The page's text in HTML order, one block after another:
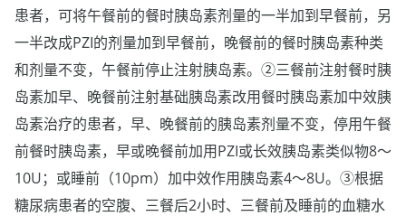
患者，可将午餐前的餐时胰岛素剂量的一半加到早餐前，另
一半改成PZI的剂量加到早餐前，晚餐前的餐时胰岛素种类
和剂量不变，午餐前停止注射胰岛素。②三餐前注射餐时胰
岛素加早、晚餐前注射基础胰岛素改用餐时胰岛素加中效胰
岛素治疗的患者，早、晚餐前的胰岛素剂量不变，停用午餐
前餐时胰岛素，早或晚餐前加用PZI或长效胰岛素类似物8～
10U；或睡前（10pm）加中效作用胰岛素4～8U。③根据
糖尿病患者的空腹、三餐后2小时、三餐前及睡前的血糖水